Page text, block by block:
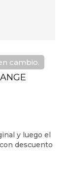
cambio.